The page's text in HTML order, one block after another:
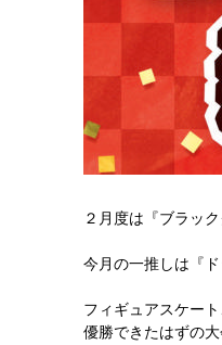
２月度は『ブラッ
今月の一推しは『ド
フィギュアスケー
優勝できたはずの